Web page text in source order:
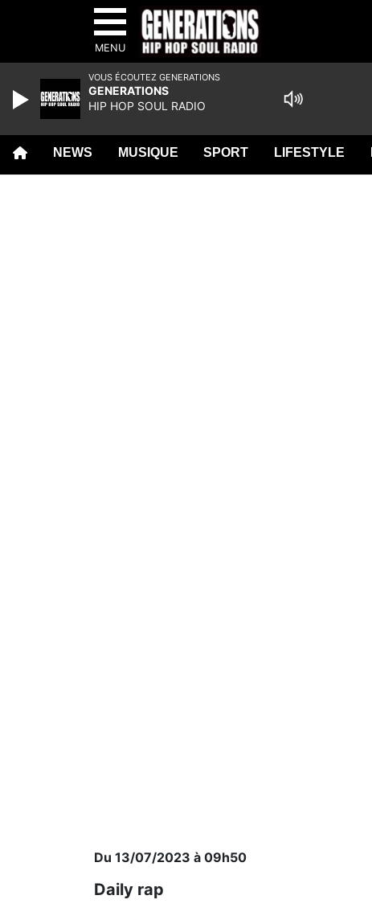
MENU
NEWS MUSIQUE SPORT LIFESTYLE
Du 13/07/2023 à 09h50
Daily rap
VOUS ÉCOUTEZ GENERATIONS
GENERATIONS
HIP HOP SOUL RADIO